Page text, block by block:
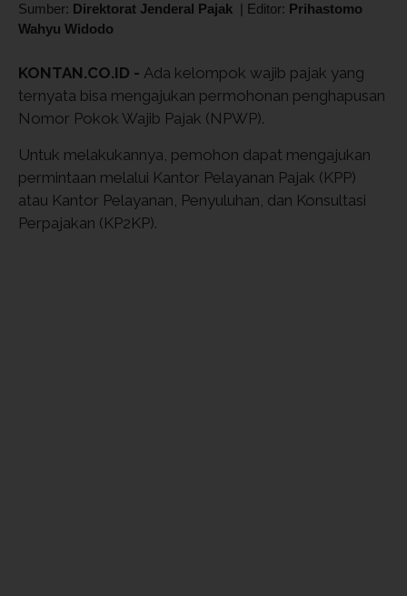
Sumber: Direktorat Jenderal Pajak | Editor: Prihastomo
Wahyu Widodo
KONTAN.CO.ID - Ada kelompok wajib pajak yang
ternyata bisa mengajukan permohonan penghapusan
Nomor Pokok Wajib Pajak (NPWP).
Untuk melakukannya, pemohon dapat mengajukan
permintaan melalui Kantor Pelayanan Pajak (KPP)
atau Kantor Pelayanan, Penyuluhan, dan Konsultasi
Perpajakan (KP2KP).